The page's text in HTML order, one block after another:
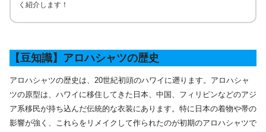
く紹介します！
【豆知識】アロハシャツの歴史
アロハシャツの歴史は、20世紀初頭のハワイに遡ります。アロハシャ
ツの原型は、ハワイに移住してきた日本、中国、フィリピンなどのアジ
ア系移民が持ち込んだ伝統的な衣装にあります。特に日本の着物や帯の
影響が強く、これらをリメイクして作られたのが初期のアロハシャツで